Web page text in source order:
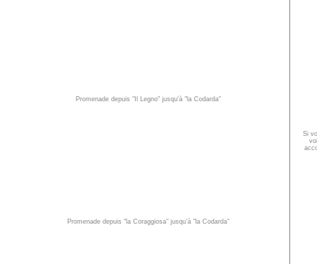
Promenade depuis "Il Legno" jusqu'à "la Codarda"
Promenade depuis "la Coraggiosa" jusqu'à "la Codarda"
Si